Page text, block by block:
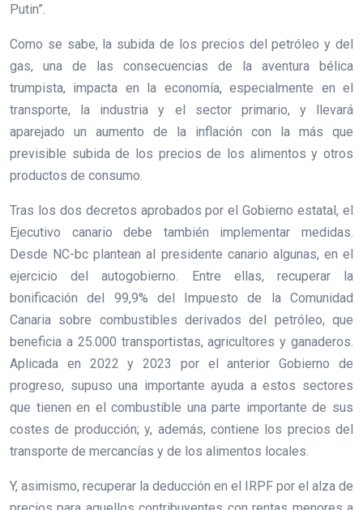
Putin”.
Como se sabe, la subida de los precios del petróleo y del
gas, una de las consecuencias de la aventura bélica
trumpista, impacta en la economía, especialmente en el
transporte, la industria y el sector primario, y llevará
aparejado un aumento de la inflación con la más que
previsible subida de los precios de los alimentos y otros
productos de consumo.
Tras los dos decretos aprobados por el Gobierno estatal, el
Ejecutivo canario debe también implementar medidas.
Desde NC-bc plantean al presidente canario algunas, en el
ejercicio del autogobierno. Entre ellas, recuperar la
bonificación del 99,9% del Impuesto de la Comunidad
Canaria sobre combustibles derivados del petróleo, que
beneficia a 25.000 transportistas, agricultores y ganaderos.
Aplicada en 2022 y 2023 por el anterior Gobierno de
progreso, supuso una importante ayuda a estos sectores
que tienen en el combustible una parte importante de sus
costes de producción; y, además, contiene los precios del
transporte de mercancías y de los alimentos locales.
Y, asimismo, recuperar la deducción en el IRPF por el alza de